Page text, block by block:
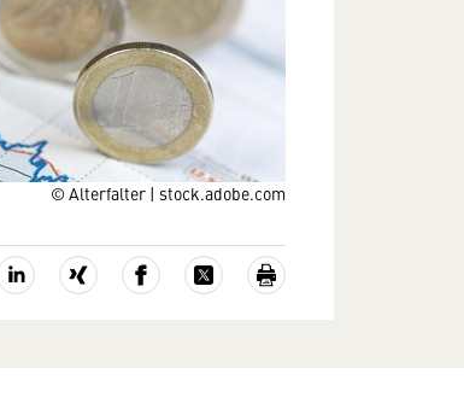
© Alterfalter | stock.adobe.com